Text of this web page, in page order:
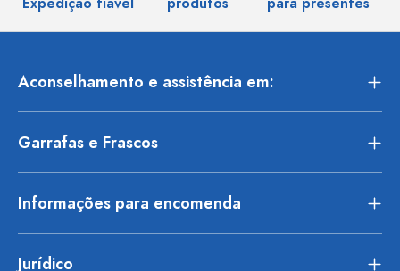
Aconselhamento e assistência em:
Garrafas e Frascos
Informações para encomenda
Jurídico